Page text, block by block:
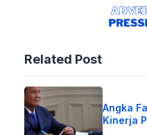
Related Post
Angka
Kinerja